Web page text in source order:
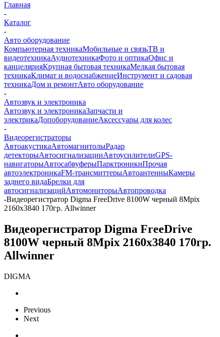
Главная
-
Каталог
-
Авто оборудование
Компьютерная техникаМобильные и связьТВ и
видеотехникаАудиотехникаФото и оптикаОфис и
канцелярияКрупная бытовая техникаМелкая бытовая
техникаКлимат и водоснабжениеИнструмент и садовая
техникаДом и ремонтАвто оборудование
-
Автозвук и электроника
Автозвук и электроникаЗапчасти и
электрикаДопоборудованиеАксессуары для колес
-
Видеорегистраторы
АвтоакустикаАвтомагнитолыРадар
детекторыАвтосигнализацииАвтоусилителиGPS-
навигаторыАвтосабвуферыПарктроникиПрочая
автоэлектроникаFM-трансмиттерыАвтоантенныКамеры
заднего видаБрелки для
автосигнализацийАвтомониторыАвтопроводка
-Видеорегистратор Digma FreeDrive 8100W черный 8Mpix
2160x3840 170гр. Allwinner
Видеорегистратор Digma FreeDrive
8100W черный 8Mpix 2160x3840 170гр.
Allwinner
DIGMA
Previous
Next